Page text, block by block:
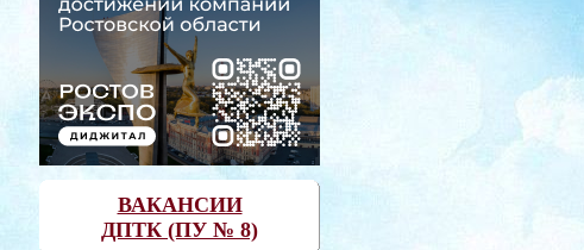
ВАКАНСИИ
ДПТК (ПУ № 8)